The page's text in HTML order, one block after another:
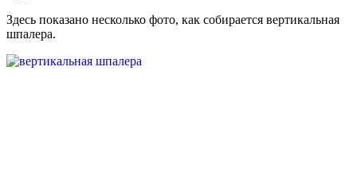
Здесь показано несколько фото, как собирается вертикальная
шпалера.